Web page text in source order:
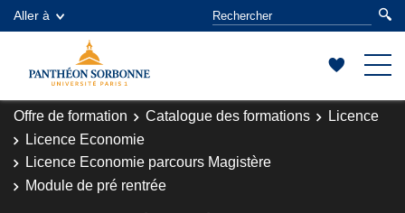
Aller à
Offre de formation Catalogue des formations
Licence
Licence Economie
Licence Economie parcours Magistère
Module de pré rentrée